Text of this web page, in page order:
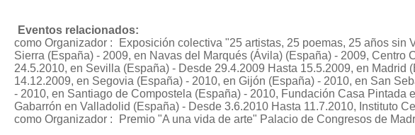
Eventos relacionados:
como Organizador :
Exposición colectiva "25 artistas, 25 poemas, 25 años
Sierra (España) - 2009, en Navas del Marqués (Ávila) (España) - 2009,
24.5.2010, en Sevilla (España) - Desde 29.4.2009 Hasta 15.5.2009, en
14.12.2009, en Segovia (España) - 2010, en Gijón (España) - 2010, en San
- 2010, en Santiago de Compostela (España) - 2010, Fundación Casa Pintada
Gabarrón en Valladolid (España) - Desde 3.6.2010 Hasta 11.7.2010, Instituto
como Organizador :
Premio "A una vida de arte" Palacio de Congresos de